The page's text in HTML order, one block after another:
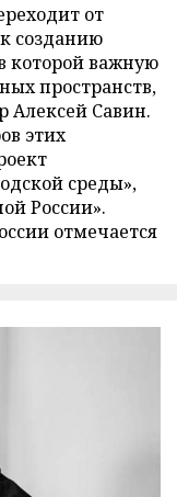
от
созданию
которой важную
пространств,
Алексей Савин.
этих
среды»,
России».
отмечается